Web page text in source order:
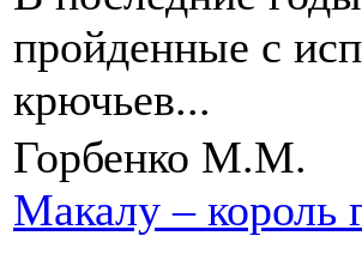
пройденные с
крючьев...
Горбенко М.М.
Макалу – король